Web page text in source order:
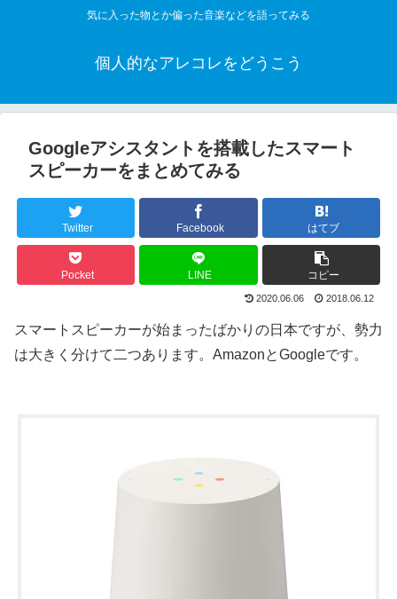
気に入った物とか偏った音楽などを語ってみる
個人的なアレコレをどうこう
Googleアシスタントを搭載したスマート
スピーカーをまとめてみる
Twitter Facebook はてブ
Pocket LINE コピー
2020.06.06 2018.06.12
スマートスピーカーが始まったばかりの日本ですが、勢力
は大きく分けて二つあります。AmazonとGoogleです。